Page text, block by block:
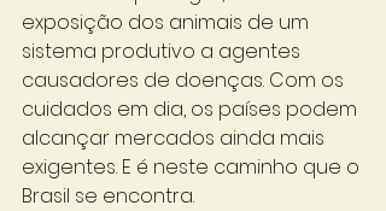
exposição dos animais de um
sistema produtivo a agentes
causadores de doenças. Com os
cuidados em dia, os países podem
alcançar mercados ainda mais
exigentes. E é neste caminho que o
Brasil se encontra.